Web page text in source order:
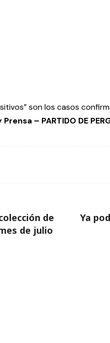
son los casos
– PARTIDO DE
de
de julio
Ya